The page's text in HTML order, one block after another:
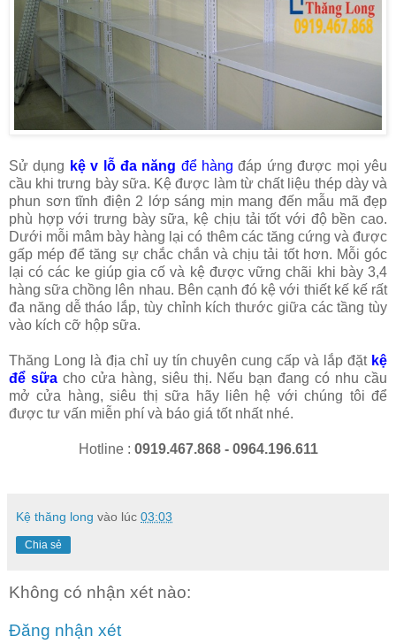
Sử dụng kệ v lỗ đa năng để hàng đáp ứng được mọi yêu
cầu khi trưng bày sữa. Kệ được làm từ chất liệu thép dày và
phun sơn tĩnh điện 2 lớp sáng mịn mang đến mẫu mã đẹp
phù hợp với trưng bày sữa, kệ chịu tải tốt với độ bền cao.
Dưới mỗi mâm bày hàng lại có thêm các tăng cứng và được
gấp mép để tăng sự chắc chắn và chịu tải tốt hơn. Mỗi góc
lại có các ke giúp gia cố và kệ được vững chãi khi bày 3,4
hàng sữa chồng lên nhau. Bên cạnh đó kệ với thiết kế kế rất
đa năng dễ tháo lắp, tùy chỉnh kích thước giữa các tầng tùy
vào kích cỡ hộp sữa.
Thăng Long là địa chỉ uy tín chuyên cung cấp và lắp đặt kệ
để sữacho cửa hàng, siêu thị. Nếu bạn đang có nhu cầu
mở cửa hàng, siêu thị sữa hãy liên hệ với chúng tôi để
được tư vấn miễn phí và báo giá tốt nhất nhé.
Hotline : 0919.467.868 - 0964.196.611
Kệ thăng long vào lúc 03:03
Chia sẻ
Không có nhận xét nào:
Đăng nhận xét